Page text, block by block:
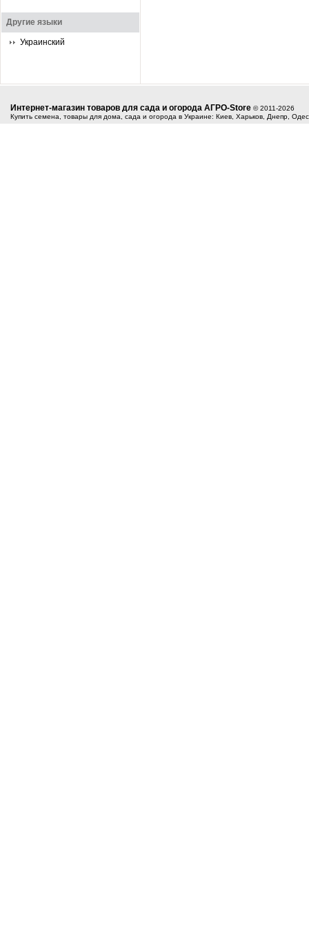
Другие языки
Украинский
Интернет-магазин товаров для сада и огорода АГРО-Store © 2011-2026
Купить семена, товары для дома, сада и огорода в Украине: Киев, Харьков, Днепр,